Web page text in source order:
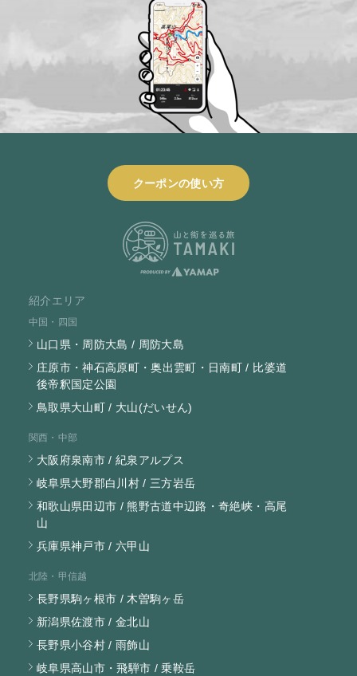
クーポンの使い方
紹介エリア
中国・四国
山口県・周防大島 / 周防大島
庄原市・神石高原町・奥出雲町・日南町 / 比婆道
後帝釈国定公園
鳥取県大山町 / 大山(だいせん)
関西・中部
大阪府泉南市 / 紀泉アルプス
岐阜県大野郡白川村 / 三方岩岳
和歌山県田辺市 / 熊野古道中辺路・奇絶峡・高尾
山
兵庫県神戸市 / 六甲山
北陸・甲信越
長野県駒ヶ根市 / 木曽駒ヶ岳
新潟県佐渡市 / 金北山
長野県小谷村 / 雨飾山
岐阜県高山市・飛騨市 / 乗鞍岳